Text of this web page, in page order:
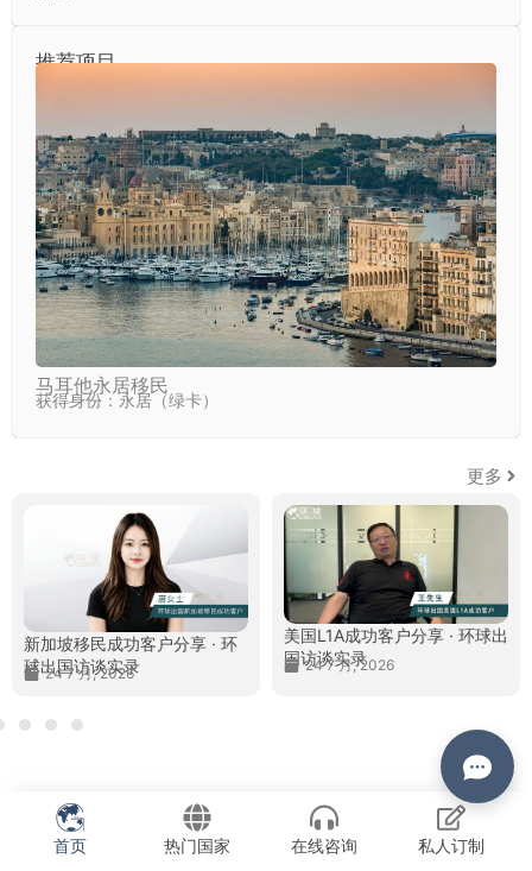
推荐项目
马耳他永居移民
获得身份：永居（绿卡）
更多
新加坡移民成功客户分享 · 环
球出国访谈实录
24 7 月, 2026
美国L1A成功客户分享 · 环球出
国访谈实录
24 7 月, 2026
首页 热门国家 在线咨询 私人订制